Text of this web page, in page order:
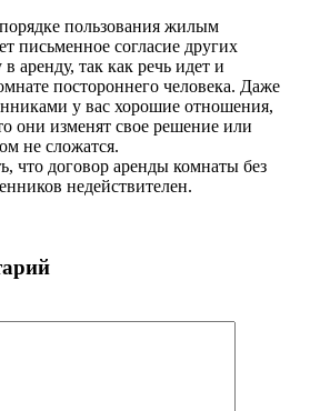
пользования жилым
письменное согласие других
аренду, так как речь идет и
постороннего человека. Даже
у вас хорошие отношения,
они изменят свое решение или
не сложатся.
что договор аренды комнаты без
недействителен.